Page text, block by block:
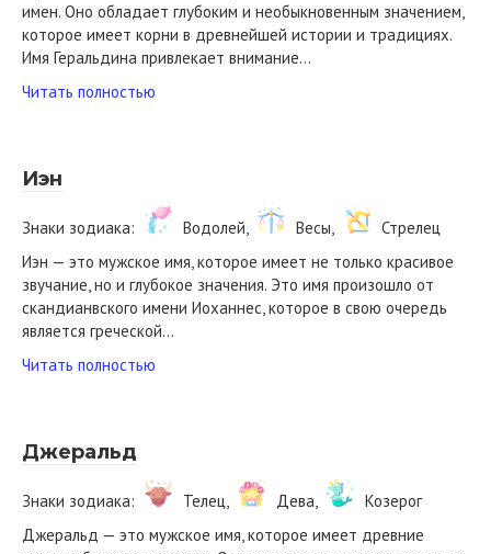
имен. Оно обладает глубоким и необыкновенным значением,
которое имеет корни в древнейшей истории и традициях.
Имя Геральдина привлекает внимание…
Читать полностью
Иэн
Знаки зодиака: Водолей, Весы,
Стрелец
Иэн — это мужское имя, которое имеет не только красивое
звучание, но и глубокое значения. Это имя произошло от
скандианвского имени Иоханнес, которое в свою очередь
является греческой…
Читать полностью
Джеральд
Знаки зодиака: Телец, Дева,
Козерог
Джеральд — это мужское имя, которое имеет древние